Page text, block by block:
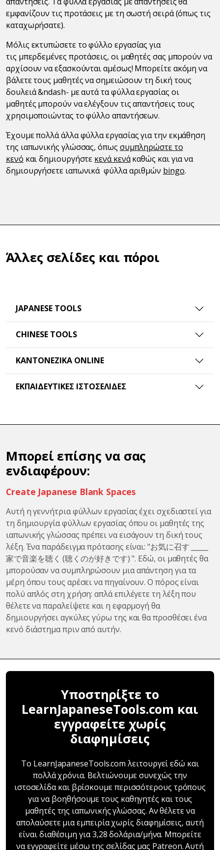
εμφανίζουν τις προτάσεις με τη σωστή σειρά (όπως τις
καταχωρήσατε).
Μόλις εκτυπώσετε το φύλλο εργασίας για
τις μπερδεμένες προτάσεις, οι μαθητές σας μπορούν να
αρχίσουν να εξασκούνται αμέσως! Μπορείτε ακόμη να
βάλετε τους μαθητές να σημειώσουν τη δική τους
δουλειά &ndash- με αυτά τα φύλλα εργασίας οι
μαθητές μπορούν να ελέγξουν τις απαντήσεις τους
χρησιμοποιώντας το φύλλο απαντήσεων.
Έχουμε πολλά άλλα φύλλα εργασίας για την εκμάθηση
της ιαπωνικής γλώσσας, όπως συμπληρώστε το
κενό και δημιουργήστε κενά κενάκαθώς και για να
δημιουργήσετε ιαπωνικά φύλλα αριθμών bingo.
Άλλες σελίδες και πόροι
JAPANESE TOOLS
CHINESE TOOLS
ΚΑΝΤΟΝΈΖΙΚΑ ONLINE
ΕΚΠΑΙΔΕΥΤΙΚΈΣ ΙΣΤΟΣΕΛΊΔΕΣ
Μπορεί επίσης να σας
ενδιαφέρουν:
Create Japanese Blank Spaces
Αυτή η γεννήτρια φύλλων εργασίας έχει σχεδιαστεί για
τη δημιουργία φύλλων εργασίας όπου οι μαθητές της
ιαπωνικής γλώσσας πρέπει να εισάγουν τη δική τους
λέξη. Ένα παράδειγμα πρότασης είναι: "お気に召す _____
家で音楽を聴く (聴くのが好きです) ". Εδώ, οι μαθητές θα
μπορούσαν να συμπληρώσουν μια απάντηση για τα
μέρη όπου τους αρέσει να πηγαίνουν. Ο πόρος είναι
πολύ απλός στη χρήση: απλά επιλέγετε τη λέξη που
θέλετε να παραλείψετε και η εφαρμογή θα
δημιουργήσει αγκύλες γύρω της και θα προσθέσει ένα
κενό διάστημα πριν από αυτήν.
Υποστηρίξτε το
LearnJapaneseTools.com και
εγγραφείτε χωρίς
διαφημίσεις
Το LearnJapaneseTools.com λειτουργεί εδώ και
πολλά χρόνια. Βελτιώνουμε συνεχώς την
ιστοσελίδα και βρίσκουμε περισσότερους τρόπους
για να βοηθήσουμε τους καθηγητές και τους
μαθητές της ιαπωνικής γλώσσας. Αν θέλετε να
απολαύσετε μια εμπειρία χωρίς διαφημίσεις, αυτή
είναι διαθέσιμη για 3,28 δολάρια/μήνα. Μπορείτε
να εγγραφείτε μέσω της σελίδας μας Patreon. Αυτή